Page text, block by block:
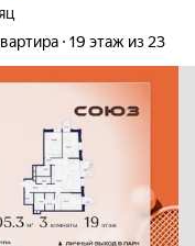
19 этаж из 23